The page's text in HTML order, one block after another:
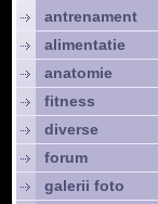
antrenament
alimentatie
anatomie
fitness
diverse
forum
galerii foto